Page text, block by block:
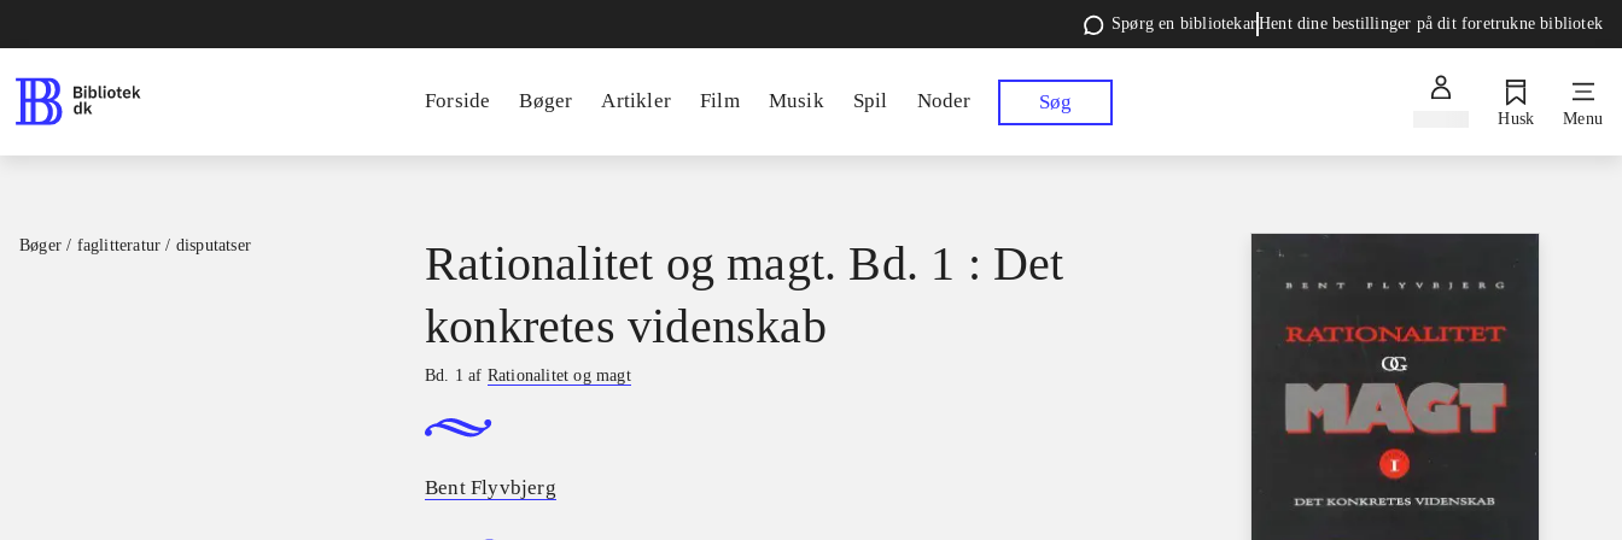
Spørg en bibliotekarHent dine bestillinger på dit foretrukne bibliotek
Forside Bøger Artikler Film Musik Spil Noder Søg
Husk Menu
Bøger / faglitteratur / disputatser
Rationalitet og magt. Bd. 1 : Det
konkretes videnskab
Bd. 1 af Rationalitet og magt
Bent Flyvbjerg